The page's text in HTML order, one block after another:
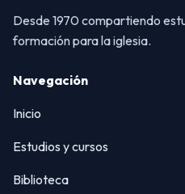
Desde 1970 compartiendo
formación para la iglesia.
Navegación
Inicio
Estudios y cursos
Biblioteca